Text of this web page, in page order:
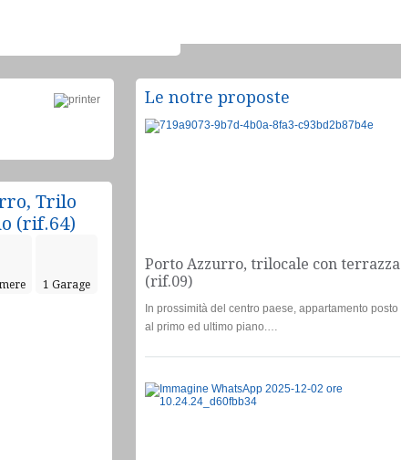
Trilo
(rif.64)
1 Garage
Le notre proposte
Porto Azzurro, trilocale con terrazza
(rif.09)
In prossimità del centro paese, appartamento posto
al primo ed ultimo piano.…